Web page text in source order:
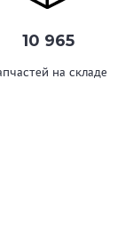
10 965
на складе